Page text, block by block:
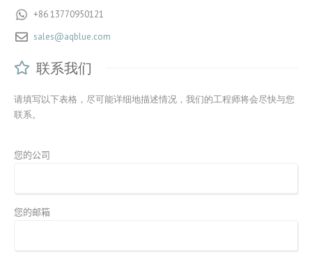
+86 13770950121
sales@aqblue.com
联系我们
请填写以下表格，尽可能详细地描述情况，我们的工程师将会尽快与您
联系。
您的公司
您的邮箱